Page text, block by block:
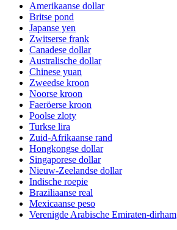
Amerikaanse dollar
Britse pond
Japanse yen
Zwitserse frank
Canadese dollar
Australische dollar
Chinese yuan
Zweedse kroon
Noorse kroon
Faeröerse kroon
Poolse zloty
Turkse lira
Zuid-Afrikaanse rand
Hongkongse dollar
Singaporese dollar
Nieuw-Zeelandse dollar
Indische roepie
Braziliaanse real
Mexicaanse peso
Verenigde Arabische Emiraten-dirham